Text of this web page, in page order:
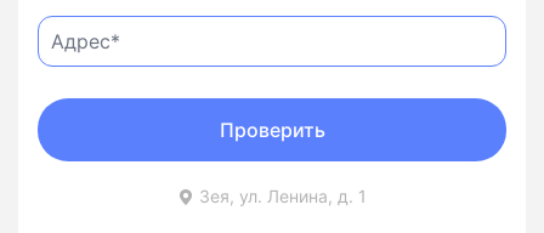
Зея, ул. Ленина, д. 1
Проверить